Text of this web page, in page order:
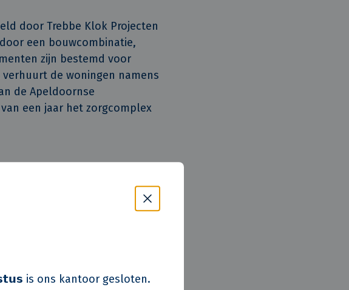
is ons kantoor gesloten.
door Trebbe Klok Projecten
een bouwcombinatie,
zijn bestemd voor
de woningen namens
de Apeldoornse
een jaar het zorgcomplex
realiseren zonder dure
CO2-uitstoot in de gebouwde
strategie. Goed voor het